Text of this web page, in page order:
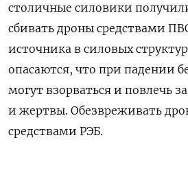
столичные силовики
сбивать дроны средствами
источника в силовых
опасаются, что при падении
могут взорваться и повлечь
и жертвы. Обезвреживать
средствами РЭБ.